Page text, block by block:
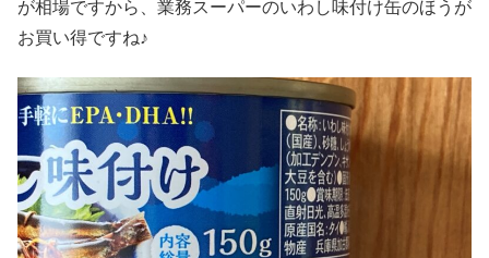
が相場ですから、業務スーパーのいわし味付け缶のほうが
お買い得ですね♪